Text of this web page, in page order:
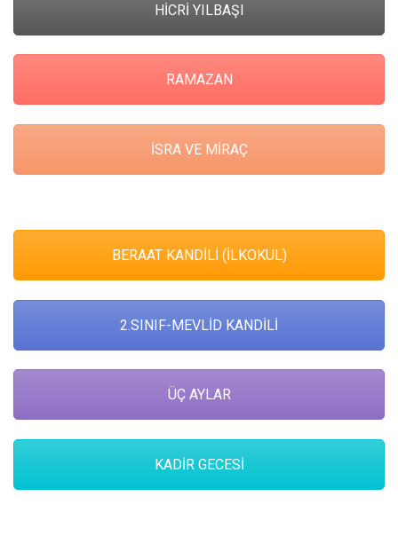
HİCRİ YILBAŞI
RAMAZAN
İSRA VE MİRAÇ
BERAAT KANDİLİ (İLKOKUL)
2.SINIF-MEVLİD KANDİLİ
ÜÇ AYLAR
KADİR GECESİ